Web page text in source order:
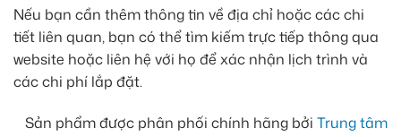
Nếu bạn cần thêm thông tin về địa chỉ hoặc các chi
tiết liên quan, bạn có thể tìm kiếm trực tiếp thông qua
website hoặc liên hệ với họ để xác nhận lịch trình và
các chi phí lắp đặt.
Sản phẩm được phân phối chính hãng bởi Trung tâm